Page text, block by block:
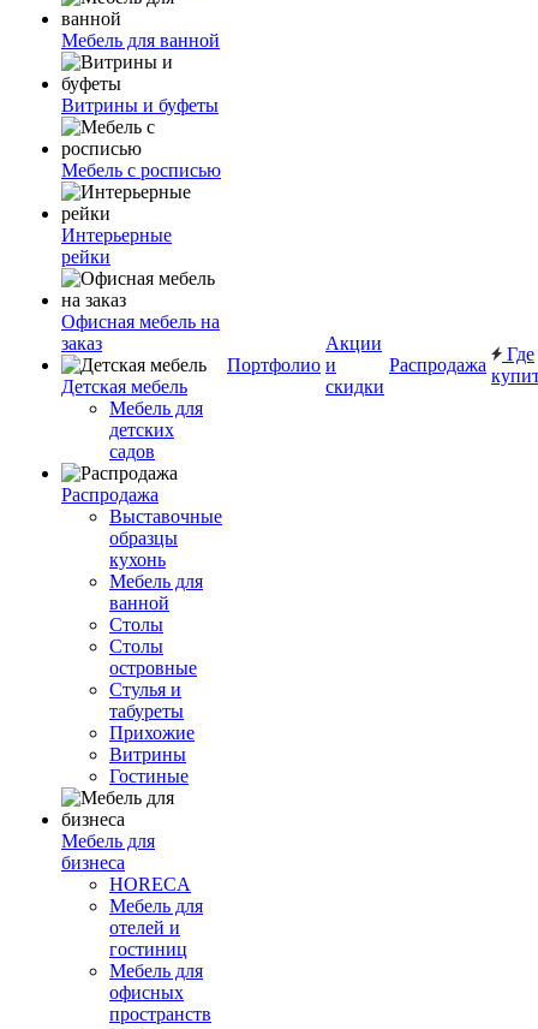
Мебель для ванной
Витрины и буфеты
Мебель с росписью
Интерьерные
рейки
Офисная мебель на
заказ
Детская мебель
Мебель для
детских
садов
Распродажа
Выставочные
образцы
кухонь
Мебель для
ванной
Столы
Столы
островные
Стулья и
табуреты
Прихожие
Витрины
Гостиные
Мебель для
бизнеса
HORECA
Мебель для
отелей и
гостиниц
Мебель для
офисных
пространств
Портфолио
Акции
и
скидки
Распродажа
Где